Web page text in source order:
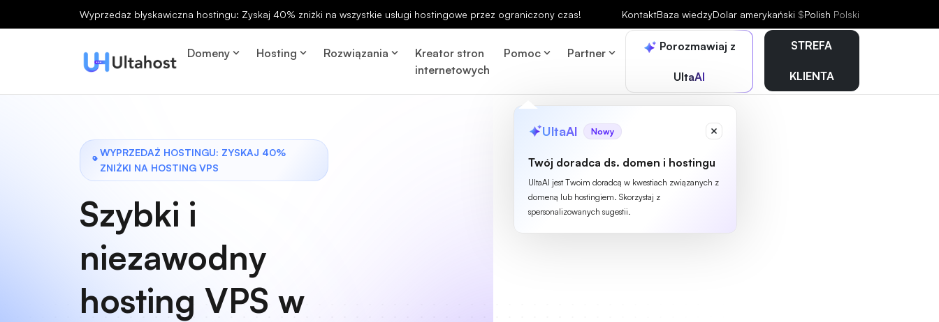
Wyprzedaż błyskawiczna hostingu: Zyskaj 40% zniżki na wszystkie usługi hostingowe przez ograniczony czas! KontaktBaza wiedzyDolar amerykański $Polish Polski
Domeny Hosting Rozwiązania
Kreator stron
internetowych
Pomoc Partner Porozmawiaj z
UltaAI
UltaAI Nowy
Twój doradca ds. domen i hostingu
UltaAI jest Twoim doradcą w kwestiach związanych z
domeną lub hostingiem. Skorzystaj z
spersonalizowanych sugestii.
STREFA
KLIENTA
WYPRZEDAŻ HOSTINGU: ZYSKAJ 40%
ZNIŻKI NA HOSTING VPS
Szybki i
niezawodny
hosting VPS w